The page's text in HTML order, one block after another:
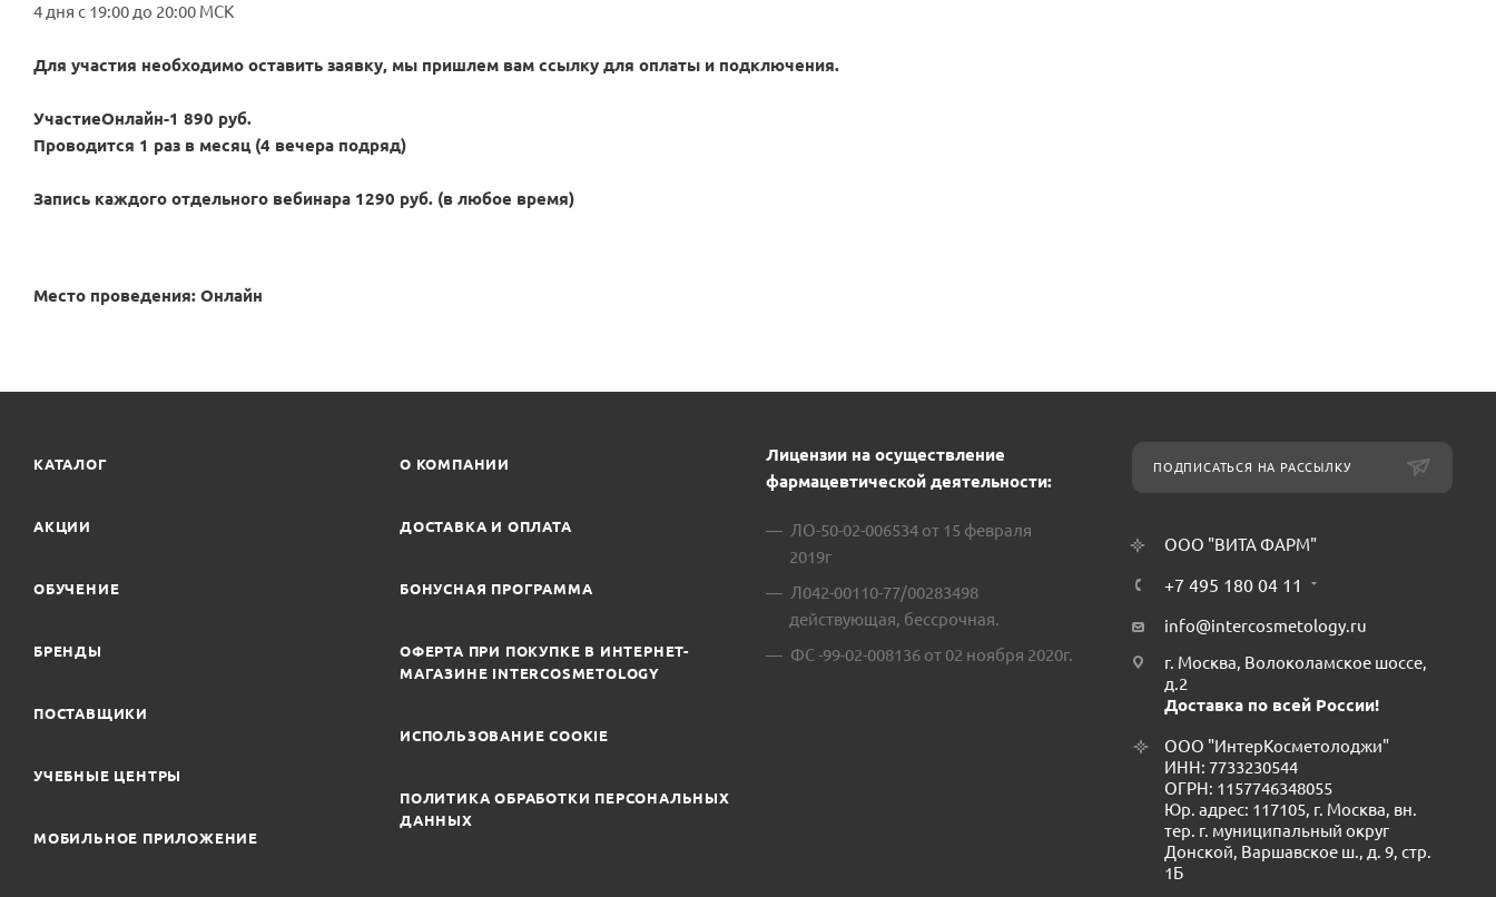
4 дня c 19:00 до 20:00 МСК
Для участия необходимо оставить заявку, мы пришлем вам ссылку для оплаты и подключения.
УчастиеОнлайн-1 890 руб.
Проводится 1 раз в месяц (4 вечера подряд)
Запись каждого отдельного вебинара 1290 руб. (в любое время)
Место проведения: Онлайн
КАТАЛОГ
АКЦИИ
ОБУЧЕНИЕ
БРЕНДЫ
ПОСТАВЩИКИ
УЧЕБНЫЕ ЦЕНТРЫ
МОБИЛЬНОЕ ПРИЛОЖЕНИЕ
О КОМПАНИИ
ДОСТАВКА И ОПЛАТА
БОНУСНАЯ ПРОГРАММА
ОФЕРТА ПРИ ПОКУПКЕ В ИНТЕРНЕТ-
МАГАЗИНЕ INTERCOSMETOLOGY
ИСПОЛЬЗОВАНИЕ COOKIE
ПОЛИТИКА ОБРАБОТКИ ПЕРСОНАЛЬНЫХ
ДАННЫХ
Лицензии на осуществление
фармацевтической деятельности:
ЛО-50-02-006534 от 15 февраля
2019г
Л042-00110-77/00283498
действующая, бессрочная.
ФС -99-02-008136 от 02 ноября 2020г.
ПОДПИСАТЬСЯ НА РАССЫЛКУ
ООО "ВИТА ФАРМ"
+7 495 180 04 11
info@intercosmetology.ru
г. Москва, Волоколамское шоссе,
д.2
Доставка по всей России!
ООО "ИнтерКосметолоджи"
ИНН: 7733230544
ОГРН: 1157746348055
Юр. адрес: 117105, г. Москва, вн.
тер. г. муниципальный округ
Донской, Варшавское ш., д. 9, стр.
1Б